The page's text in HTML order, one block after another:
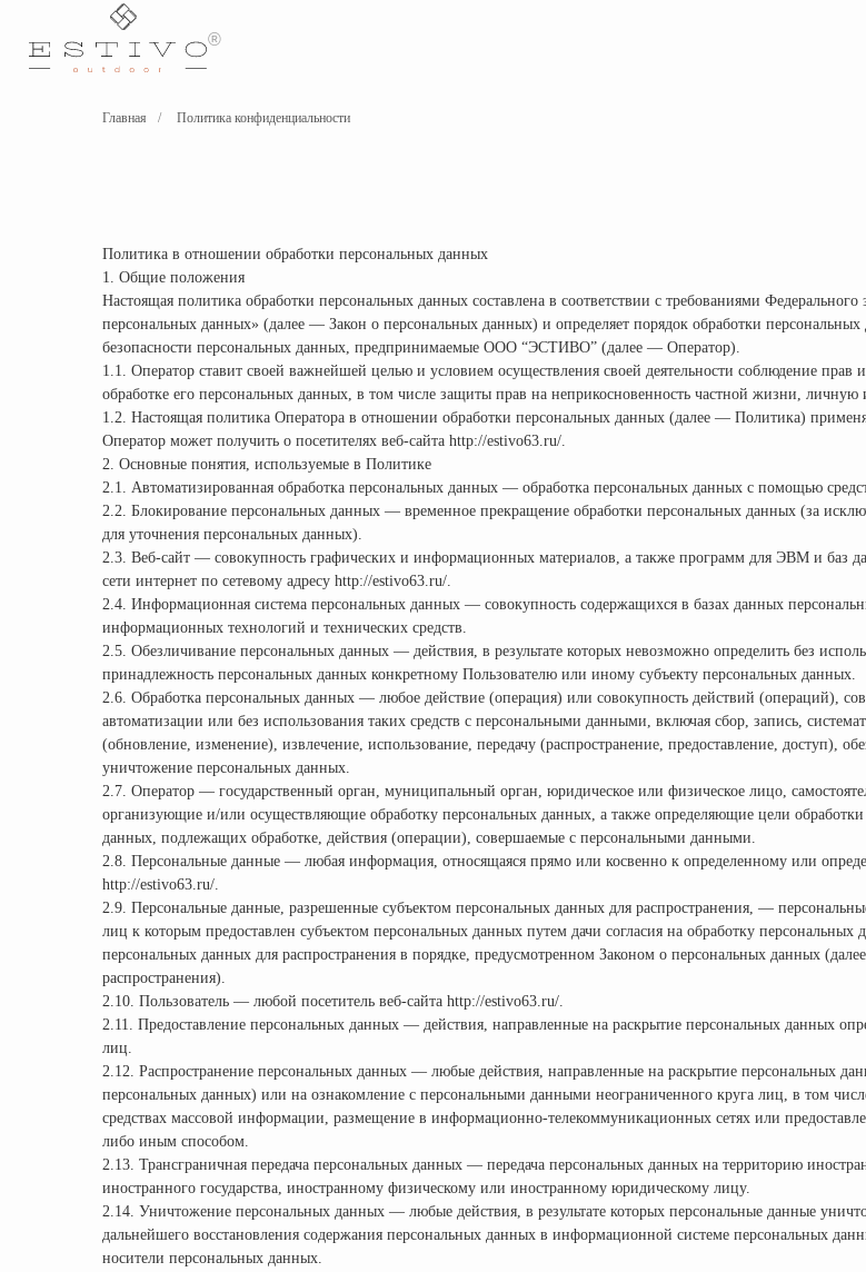
+7 927
Главная / Политика конфиденциальности
Политика в отношении обработки персональных данных
1. Общие положения
Настоящая политика обработки персональных данных составлена в соответствии с требованиями
персональных данных» (далее — Закон о персональных данных) и определяет порядок обработки
безопасности персональных данных, предпринимаемые ООО “ЭСТИВО” (далее — Оператор).
1.1. Оператор ставит своей важнейшей целью и условием осуществления своей деятельности соблюдение прав
обработке его персональных данных, в том числе защиты прав на неприкосновенность частной жизни, личную
1.2. Настоящая политика Оператора в отношении обработки персональных данных (далее — Политика)
Оператор может получить о посетителях веб-сайта http://estivo63.ru/.
2. Основные понятия, используемые в Политике
2.1. Автоматизированная обработка персональных данных — обработка персональных данных с помощью
2.2. Блокирование персональных данных — временное прекращение обработки персональных данных (за
для уточнения персональных данных).
2.3. Веб-сайт — совокупность графических и информационных материалов, а также программ для ЭВМ и баз
сети интернет по сетевому адресу http://estivo63.ru/.
2.4. Информационная система персональных данных — совокупность содержащихся в базах данных
информационных технологий и технических средств.
2.5. Обезличивание персональных данных — действия, в результате которых невозможно определить без
принадлежность персональных данных конкретному Пользователю или иному субъекту персональных данных.
2.6. Обработка персональных данных — любое действие (операция) или совокупность действий (операций),
автоматизации или без использования таких средств с персональными данными, включая сбор, запись,
(обновление, изменение), извлечение, использование, передачу (распространение, предоставление, доступ),
уничтожение персональных данных.
2.7. Оператор — государственный орган, муниципальный орган, юридическое или физическое лицо,
организующие и/или осуществляющие обработку персональных данных, а также определяющие цели
данных, подлежащих обработке, действия (операции), совершаемые с персональными данными.
2.8. Персональные данные — любая информация, относящаяся прямо или косвенно к определенному или
http://estivo63.ru/.
2.9. Персональные данные, разрешенные субъектом персональных данных для распространения, —
лиц к которым предоставлен субъектом персональных данных путем дачи согласия на обработку
персональных данных для распространения в порядке, предусмотренном Законом о персональных данных
распространения).
2.10. Пользователь — любой посетитель веб-сайта http://estivo63.ru/.
2.11. Предоставление персональных данных — действия, направленные на раскрытие персональных данных
лиц.
2.12. Распространение персональных данных — любые действия, направленные на раскрытие персональных
персональных данных) или на ознакомление с персональными данными неограниченного круга лиц, в том
средствах массовой информации, размещение в информационно-телекоммуникационных сетях или
либо иным способом.
2.13. Трансграничная передача персональных данных — передача персональных данных на территорию
иностранного государства, иностранному физическому или иностранному юридическому лицу.
2.14. Уничтожение персональных данных — любые действия, в результате которых персональные данные
дальнейшего восстановления содержания персональных данных в информационной системе персональных
носители персональных данных.